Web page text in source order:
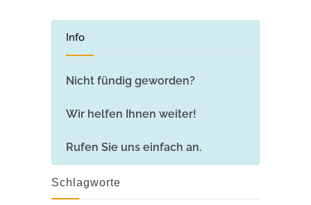
Info
Nicht fündig geworden?
Wir helfen Ihnen weiter!
Rufen Sie uns einfach an.
Schlagworte